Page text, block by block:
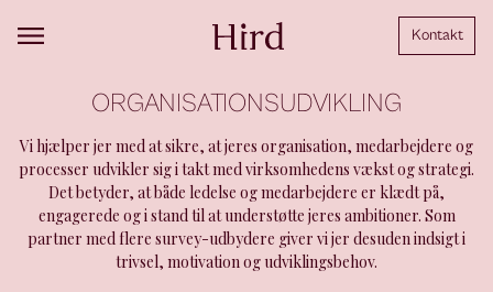
Kontakt
ORGANISATIONSUDVIKLING
Vi hjælper jer med at sikre, at jeres organisation, medarbejdere og
processer udvikler sig i takt med virksomhedens vækst og strategi.
Det betyder, at både ledelse og medarbejdere er klædt på,
engagerede og i stand til at understøtte jeres ambitioner. Som
partner med flere survey-udbydere giver vi jer desuden indsigt i
trivsel, motivation og udviklingsbehov.